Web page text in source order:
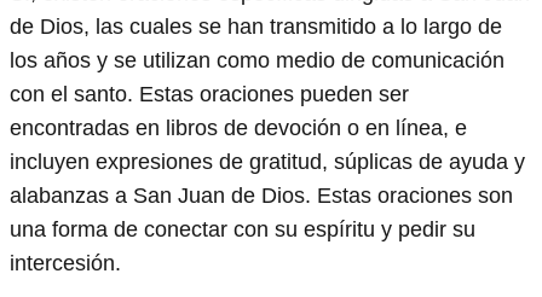
de Dios, las cuales se han transmitido a lo largo de
los años y se utilizan como medio de comunicación
con el santo. Estas oraciones pueden ser
encontradas en libros de devoción o en línea, e
incluyen expresiones de gratitud, súplicas de ayuda y
alabanzas a San Juan de Dios. Estas oraciones son
una forma de conectar con su espíritu y pedir su
intercesión.